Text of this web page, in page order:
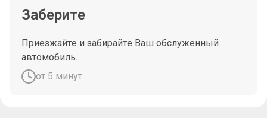
Заберите
Приезжайте и забирайте Ваш обслуженный
автомобиль.
от 5 минут